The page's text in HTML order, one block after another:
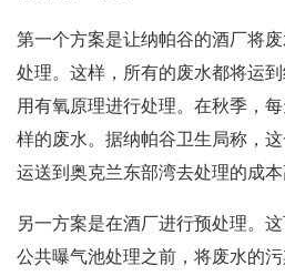
第一个方案是让纳帕谷的酒厂将
处理。这样，所有的废水都将运
用有氧原理进行处理。在秋季，
样的废水。据纳帕谷卫生局称，
运送到奥克兰东部湾去处理的成
另一方案是在酒厂进行预处理。
公共曝气池处理之前，将废水的